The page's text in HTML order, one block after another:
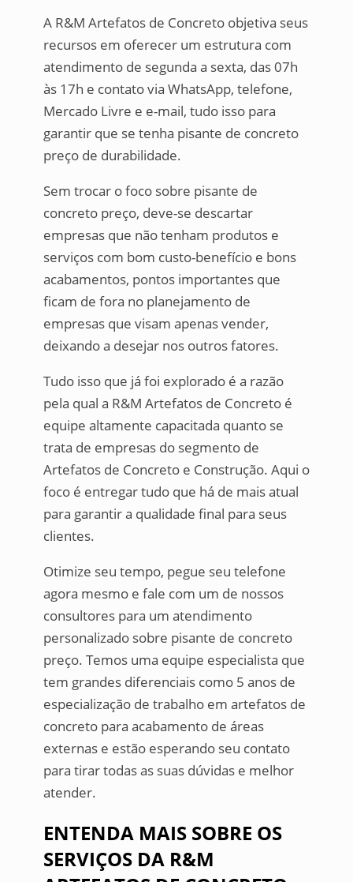
A R&M Artefatos de Concreto objetiva seus
recursos em oferecer um estrutura com
atendimento de segunda a sexta, das 07h
às 17h e contato via WhatsApp, telefone,
Mercado Livre e e-mail, tudo isso para
garantir que se tenha pisante de concreto
preço de durabilidade.
Sem trocar o foco sobre pisante de
concreto preço, deve-se descartar
empresas que não tenham produtos e
serviços com bom custo-benefício e bons
acabamentos, pontos importantes que
ficam de fora no planejamento de
empresas que visam apenas vender,
deixando a desejar nos outros fatores.
Tudo isso que já foi explorado é a razão
pela qual a R&M Artefatos de Concreto é
equipe altamente capacitada quanto se
trata de empresas do segmento de
Artefatos de Concreto e Construção. Aqui o
foco é entregar tudo que há de mais atual
para garantir a qualidade final para seus
clientes.
Otimize seu tempo, pegue seu telefone
agora mesmo e fale com um de nossos
consultores para um atendimento
personalizado sobre pisante de concreto
preço. Temos uma equipe especialista que
tem grandes diferenciais como 5 anos de
especialização de trabalho em artefatos de
concreto para acabamento de áreas
externas e estão esperando seu contato
para tirar todas as suas dúvidas e melhor
atender.
ENTENDA MAIS SOBRE OS
SERVIÇOS DA R&M